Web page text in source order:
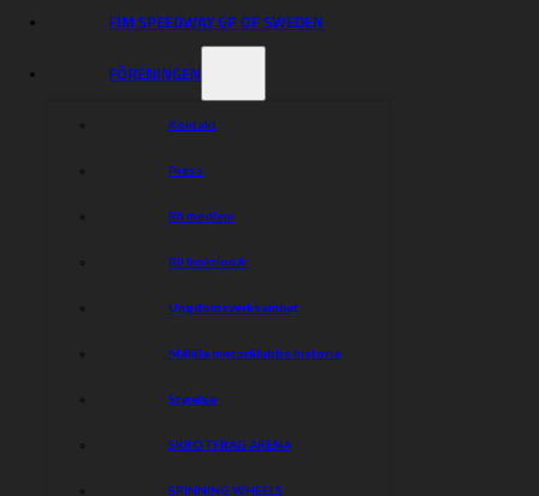
FIM SPEEDWAY GP OF SWEDEN
FÖRENINGEN
Kontakt
Press
Bli medlem
Bli funktionär
Ungdomsverksamhet
Målilla motorklubbs historia
Styrelse
SKROTFRAG ARENA
SPINNING WHEELS